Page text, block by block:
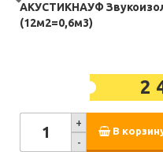
АКУСТИКНАУФ
(12м2=0,6м3)
2
+
-
В